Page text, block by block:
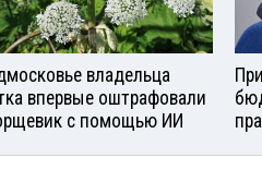
владельца
впервые оштрафовали
с помощью ИИ